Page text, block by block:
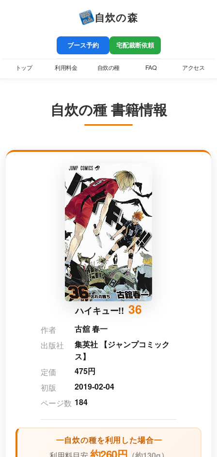
自炊の森
ブース予約 宅配裁断依頼
トップ 利用料金 自炊の種 FAQ アクセス
自炊の種 書籍情報
ハイキュー!! 36
作者
古舘 春一
出版社
集英社 【ジャンプコミック
ス】
定価
475円
初版
2019-02-04
ページ数 184
自炊の種を利用した場合